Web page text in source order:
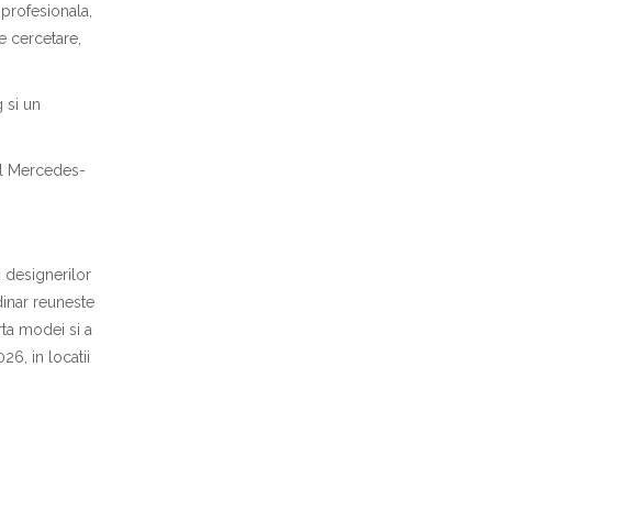
a
cercetare,
si un
Mercedes-
designerilor
reuneste
modei si a
6, in locatii